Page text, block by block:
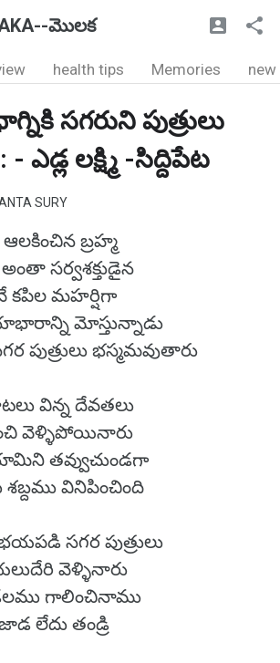
మొలక
health tips Memories new
సగరుని పుత్రులు
ఎడ్ల లక్ష్మి -సిద్దిపేట
SURY
బ్రహ్మ
సర్వశక్తుడైన
కపిల మహర్షిగా
మోస్తున్నాడు
పుత్రులు భస్మమవుతారు
విన్న దేవతలు
వెళ్ళిపోయినారు
తవ్వుచుండగా
శబ్దము వినిపించింది
సగర పుత్రులు
వెళ్ళినారు
గాలించినాము
లేదు తండ్రి